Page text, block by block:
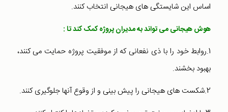
اساس این شایستگی های هیجانی انتخاب کنند.
هوش هیجانی می تواند به مدیران پروژه کمک کند تا :
1.روابط خود را با ذی نفعانی که از موفقیت پروژه حمایت می کنند،
بهبود بخشند.
2.شکست های هیجانی را پیش بینی و از وقوع آنها جلوگیری کنند.